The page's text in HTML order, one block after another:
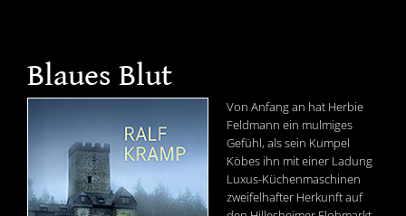
Blaues Blut
Von Anfang an hat Herbie
Feldmann ein mulmiges
Gefühl, als sein Kumpel
Köbes ihn mit einer Ladung
Luxus-Küchenmaschinen
zweifelhafter Herkunft auf